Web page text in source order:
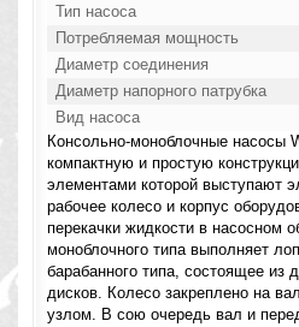
Тип насоса
Потребляемая мощность
Диаметр соединения
Диаметр напорного патрубка
Вид насоса
Консольно-моноблочные насосы
компактную и простую
элементами которой выступают
рабочее колесо и корпус
перекачки жидкости в насосном
моноблочного типа выполняет
барабанного типа, состоящее из
дисков. Колесо закреплено на
узлом. В сою очередь вал и